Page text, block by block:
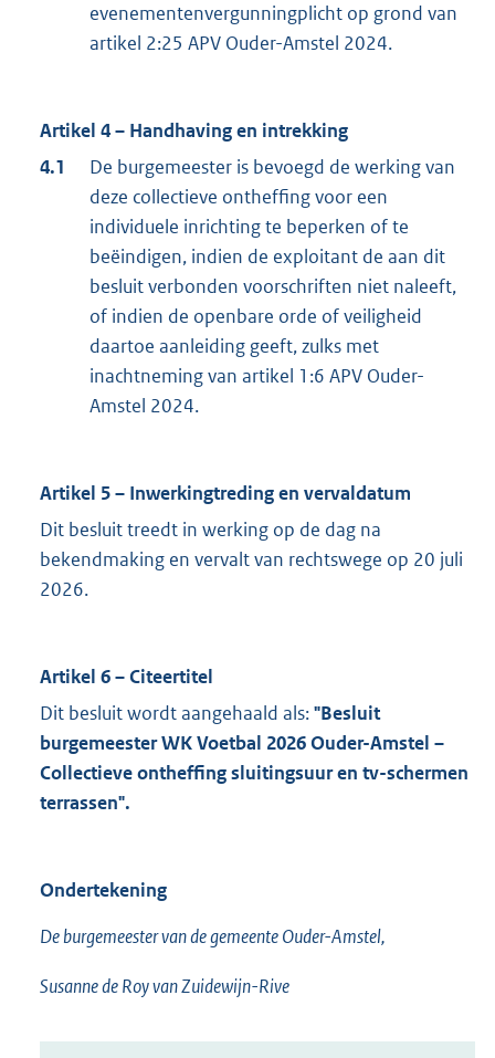
evenementenvergunningplicht op grond van
artikel 2:25 APV Ouder-Amstel 2024.
Artikel 4 – Handhaving en intrekking
4.1
De burgemeester is bevoegd de werking van
deze collectieve ontheffing voor een
individuele inrichting te beperken of te
beëindigen, indien de exploitant de aan dit
besluit verbonden voorschriften niet naleeft,
of indien de openbare orde of veiligheid
daartoe aanleiding geeft, zulks met
inachtneming van artikel 1:6 APV Ouder-
Amstel 2024.
Artikel 5 – Inwerkingtreding en vervaldatum
Dit besluit treedt in werking op de dag na
bekendmaking en vervalt van rechtswege op 20 juli
2026.
Artikel 6 – Citeertitel
Dit besluit wordt aangehaald als:"Besluit
burgemeester WK Voetbal 2026 Ouder-Amstel –
Collectieve ontheffing sluitingsuur en tv-schermen
terrassen".
Ondertekening
De burgemeester van de gemeente Ouder-Amstel,
Susanne de Roy van Zuidewijn-Rive